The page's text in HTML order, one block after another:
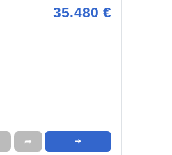
35.480 €
➦ ➜